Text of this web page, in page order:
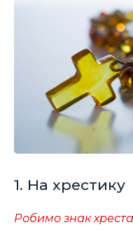
1. На хрестику
Робимо знак